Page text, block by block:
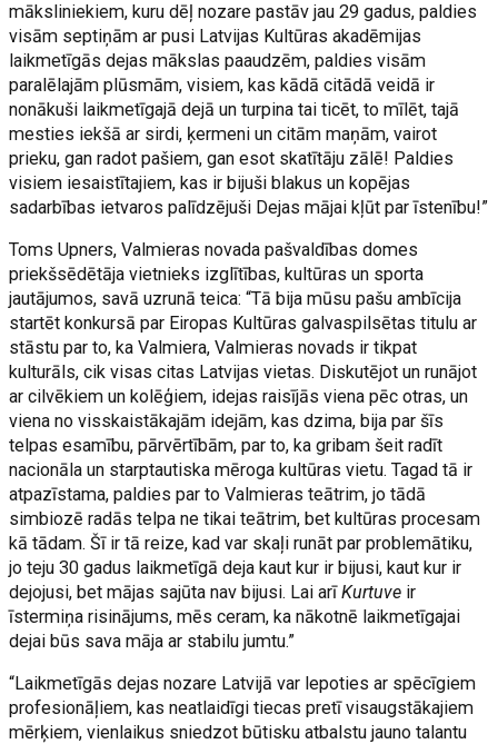
māksliniekiem, kuru dēļ nozare pastāv jau 29 gadus, paldies
visām septiņām ar pusi Latvijas Kultūras akadēmijas
laikmetīgās dejas mākslas paaudzēm, paldies visām
paralēlajām plūsmām, visiem, kas kādā citādā veidā ir
nonākuši laikmetīgajā dejā un turpina tai ticēt, to mīlēt, tajā
mesties iekšā ar sirdi, ķermeni un citām maņām, vairot
prieku, gan radot pašiem, gan esot skatītāju zālē! Paldies
visiem iesaistītajiem, kas ir bijuši blakus un kopējas
sadarbības ietvaros palīdzējuši Dejas mājai kļūt par īstenību!”
Toms Upners, Valmieras novada pašvaldības domes
priekšsēdētāja vietnieks izglītības, kultūras un sporta
jautājumos, savā uzrunā teica: “Tā bija mūsu pašu ambīcija
startēt konkursā par Eiropas Kultūras galvaspilsētas titulu ar
stāstu par to, ka Valmiera, Valmieras novads ir tikpat
kulturāls, cik visas citas Latvijas vietas. Diskutējot un runājot
ar cilvēkiem un kolēģiem, idejas raisījās viena pēc otras, un
viena no visskaistākajām idejām, kas dzima, bija par šīs
telpas esamību, pārvērtībām, par to, ka gribam šeit radīt
nacionāla un starptautiska mēroga kultūras vietu. Tagad tā ir
atpazīstama, paldies par to Valmieras teātrim, jo tādā
simbiozē radās telpa ne tikai teātrim, bet kultūras procesam
kā tādam. Šī ir tā reize, kad var skaļi runāt par problemātiku,
jo teju 30 gadus laikmetīgā deja kaut kur ir bijusi, kaut kur ir
dejojusi, bet mājas sajūta nav bijusi. Lai arīKurtuve ir
īstermiņa risinājums, mēs ceram, ka nākotnē laikmetīgajai
dejai būs sava māja ar stabilu jumtu.”
“Laikmetīgās dejas nozare Latvijā var lepoties ar spēcīgiem
profesionāļiem, kas neatlaidīgi tiecas pretī visaugstākajiem
mērķiem, vienlaikus sniedzot būtisku atbalstu jauno talantu